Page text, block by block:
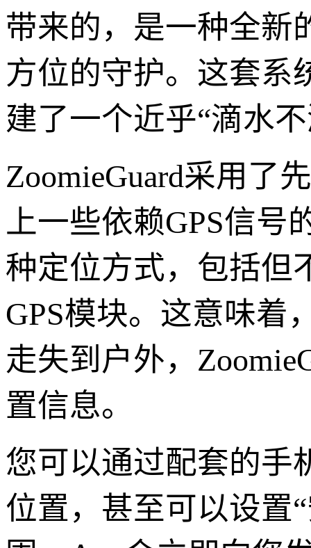
带来的，是一种全
方位的守护。这套系
建了一个近乎“滴水
ZoomieGuard采用了
上一些依赖GPS信号
种定位方式，包括但
GPS模块。这意味着
走失到户外，
置信息。
您可以通过配套的手
位置，甚至可以设置